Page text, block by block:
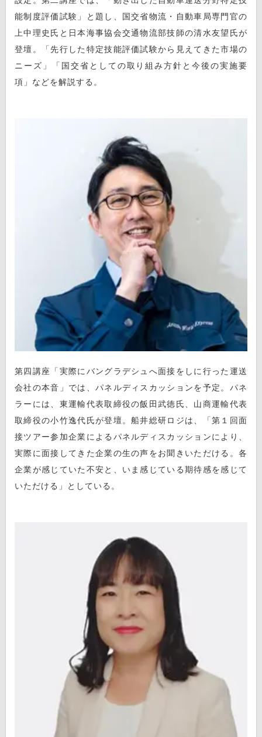
能制度評価試験」と題し、国交省物流・自動車局専門官の
上中理史氏と日本海事協会交通物流部技師の清水友望氏が
登壇。「先行した特定技能評価試験から見えてきた市場の
ニーズ」「国交省としての取り組み方針と今後の実施要
項」などを解説する。
第四講座「実際にバングラデシュへ面接をしに行った運送
会社の本音」では、パネルディスカッションを予定。パネ
ラーには、東運輸代表取締役の飯田武徳氏、山商運輸代表
取締役の小竹逸代氏が登壇。船井総研ロジは、「第１回面
接ツアー参加企業によるパネルディスカッションにより、
実際に面接してきた企業の生の声をお聞きいただける。各
企業が感じていた不安と、いま感じている期待感を感じて
いただける」としている。